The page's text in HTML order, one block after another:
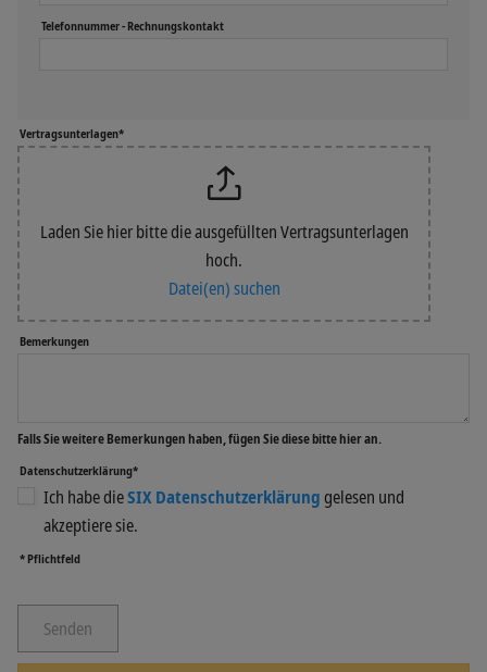
Telefonnummer - Rechnungskontakt
Vertragsunterlagen*
Laden Sie hier bitte die ausgefüllten Vertragsunterlagen
hoch.
Datei(en) suchen
Bemerkungen
Falls Sie weitere Bemerkungen haben, fügen Sie diese bitte hier an.
Datenschutzerklärung*
Ich habe dieSIX Datenschutzerklärunggelesen und
akzeptiere sie.
* Pflichtfeld